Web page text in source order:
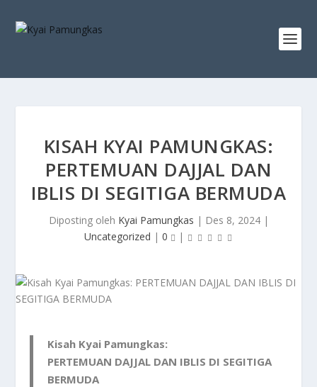
KISAH KYAI PAMUNGKAS:
PERTEMUAN DAJJAL DAN
IBLIS DI SEGITIGA BERMUDA
Diposting oleh Kyai Pamungkas | Des 8, 2024|
Uncategorized | 0 |
Kisah Kyai Pamungkas:
PERTEMUAN DAJJAL DAN IBLIS DI SEGITIGA
BERMUDA